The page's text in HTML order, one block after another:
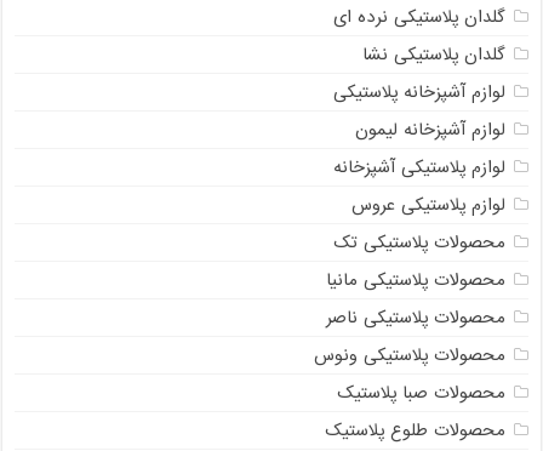
گلدان پلاستیکی نرده ای
گلدان پلاستیکی نشا
لوازم آشپزخانه پلاستیکی
لوازم آشپزخانه لیمون
لوازم پلاستیکی آشپزخانه
لوازم پلاستیکی عروس
محصولات پلاستیکی تک
محصولات پلاستیکی مانیا
محصولات پلاستیکی ناصر
محصولات پلاستیکی ونوس
محصولات صبا پلاستیک
محصولات طلوع پلاستیک